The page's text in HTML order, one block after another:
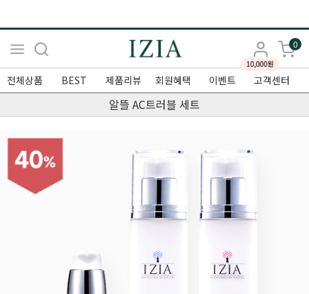
0
전체상품 BEST 제품리뷰 회원혜택 이벤트 고객센터
알뜰 AC트러블 세트